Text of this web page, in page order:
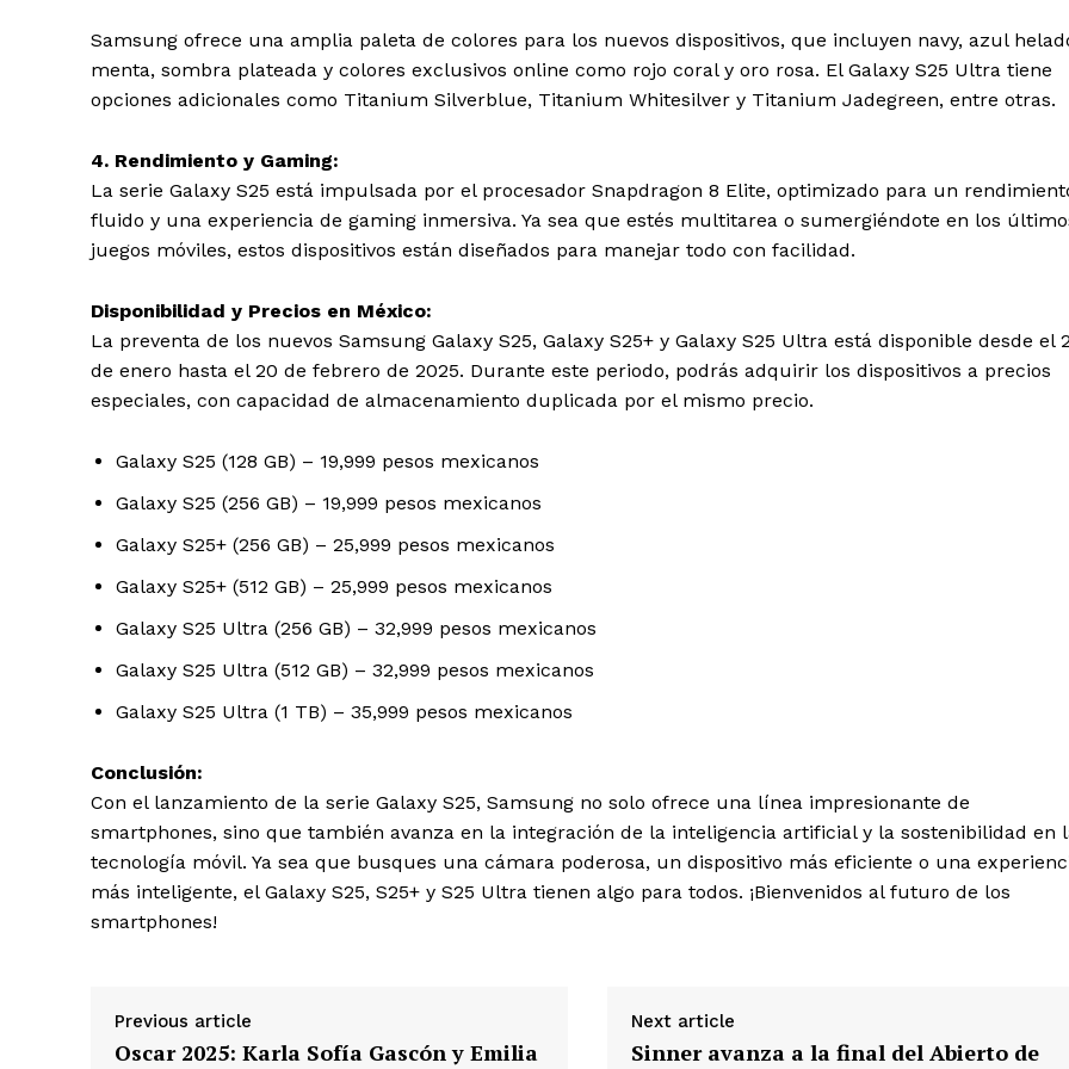
Samsung ofrece una amplia paleta de colores para los nuevos dispositivos, que incluyen navy, azul
menta, sombra plateada y colores exclusivos online como rojo coral y oro rosa. El Galaxy S25 Ultra tiene
opciones adicionales como Titanium Silverblue, Titanium Whitesilver y Titanium Jadegreen, entre otras.
4. Rendimiento y Gaming:
La serie Galaxy S25 está impulsada por el procesador Snapdragon 8 Elite, optimizado para un
fluido y una experiencia de gaming inmersiva. Ya sea que estés multitarea o sumergiéndote en los
juegos móviles, estos dispositivos están diseñados para manejar todo con facilidad.
Disponibilidad y Precios en México:
La preventa de los nuevos Samsung Galaxy S25, Galaxy S25+ y Galaxy S25 Ultra está disponible desde el
de enero hasta el 20 de febrero de 2025. Durante este periodo, podrás adquirir los dispositivos a precios
especiales, con capacidad de almacenamiento duplicada por el mismo precio.
Galaxy S25 (128 GB) – 19,999 pesos mexicanos
Galaxy S25 (256 GB) – 19,999 pesos mexicanos
Galaxy S25+ (256 GB) – 25,999 pesos mexicanos
Galaxy S25+ (512 GB) – 25,999 pesos mexicanos
Galaxy S25 Ultra (256 GB) – 32,999 pesos mexicanos
Galaxy S25 Ultra (512 GB) – 32,999 pesos mexicanos
Galaxy S25 Ultra (1 TB) – 35,999 pesos mexicanos
Conclusión:
Con el lanzamiento de la serie Galaxy S25, Samsung no solo ofrece una línea impresionante de
smartphones, sino que también avanza en la integración de la inteligencia artificial y la sostenibilidad en
tecnología móvil. Ya sea que busques una cámara poderosa, un dispositivo más eficiente o una
más inteligente, el Galaxy S25, S25+ y S25 Ultra tienen algo para todos. ¡Bienvenidos al futuro de los
smartphones!
Previous article
Oscar 2025: Karla Sofía Gascón y Emilia
Next article
Sinner avanza a la final del Abierto de